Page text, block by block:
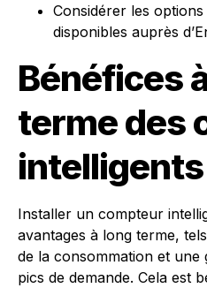
Considérer les
disponibles auprès
Bénéfices
terme des
intelligents
Installer un compteur
avantages à long terme,
de la consommation et une
pics de demande. Cela est